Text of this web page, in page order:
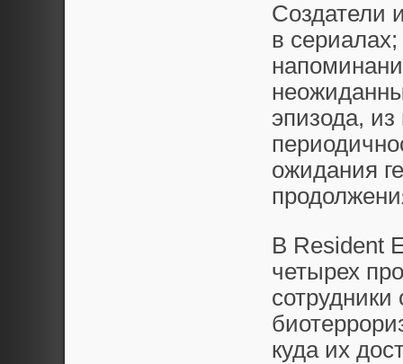
Создатели
в
эпизода,
ожидания
В Resident
четырех
куда их